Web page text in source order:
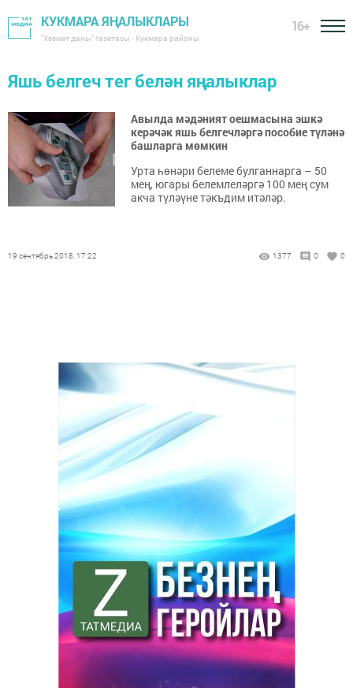
КУКМАРА ЯҢАЛЫКЛАРЫ
"Хезмәт даны" газетасы - Кукмара районы
16+
Яшь белгеч тег белән яңалыклар
Авылда мәдәният оешмасына эшкә
керәчәк яшь белгечләргә пособие түләнә
башларга мөмкин
Урта һөнәри белеме булганнарга – 50
мең, югары белемлеләргә 100 мең сум
акча түләүне тәкъдим итәләр.
19 сентябрь 2018, 17:22 1377 0 0